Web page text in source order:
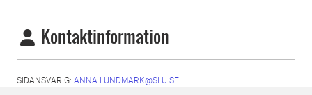
Kontaktinformation
SIDANSVARIG: ANNA.LUNDMARK@SLU.SE